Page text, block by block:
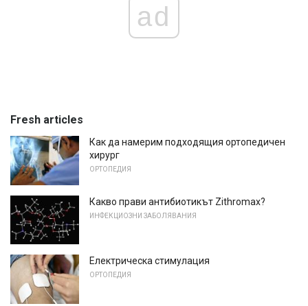
ad
Fresh articles
Как да намерим подходящия ортопедичен
хирург
ОРТОПЕДИЯ
Какво прави антибиотикът Zithromax?
ИНФЕКЦИОЗНИ ЗАБОЛЯВАНИЯ
Електрическа стимулация
ОРТОПЕДИЯ